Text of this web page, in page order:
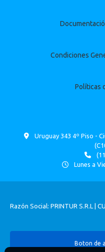
Condiciones
Políticas
Uruguay 343 4º Piso -
Lunes a
Razón Social: PRINTUR S.R.L |
Boton de